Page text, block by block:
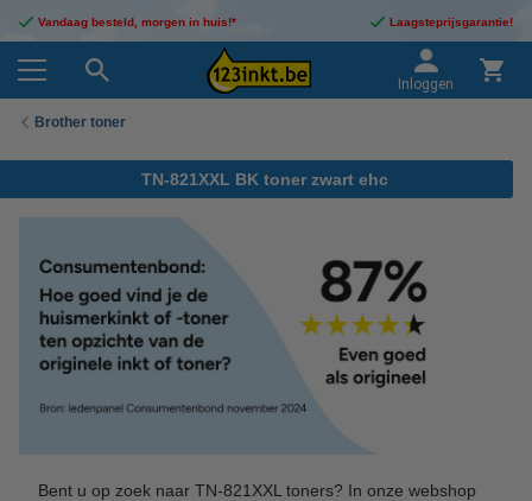
Vandaag besteld, morgen in huis!* Laagsteprijsgarantie!
Inloggen
Brother toner
TN-821XXL BK toner zwart ehc
Bent u op zoek naar TN-821XXL toners? In onze webshop